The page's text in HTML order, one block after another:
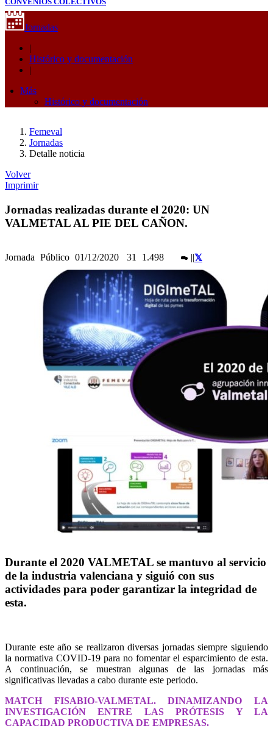
Jornadas
|
Histórico y documentación
|
Más
Histórico y documentación
Femeval
Jornadas
Detalle noticia
Volver
Imprimir
Jornadas realizadas durante el 2020: UN
VALMETAL AL PIE DEL CAÑON.
Jornada Público 01/12/2020 31 1.498 ||
Durante el 2020 VALMETAL se mantuvo al servicio
de la industria valenciana y siguió con sus
actividades para poder garantizar la integridad de
esta.
Durante este año se realizaron diversas jornadas siempre siguiendo
la normativa COVID-19 para no fomentar el esparcimiento de esta.
A continuación, se muestran algunas de las jornadas más
significativas llevadas a cabo durante este periodo.
MATCH FISABIO-VALMETAL. DINAMIZANDO LA
INVESTIGACIÓN ENTRE LAS PRÓTESIS Y LA
CAPACIDAD PRODUCTIVA DE EMPRESAS.